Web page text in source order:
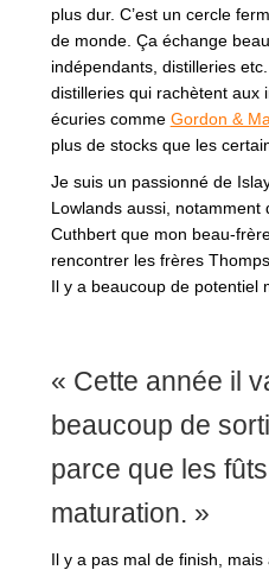
plus dur. C’est un cercle
de monde. Ça échange
indépendants, distilleries
distilleries qui rachètent aux
écuries comme Gordon &
plus de stocks que les
Je suis un passionné de
Lowlands aussi, notamment
Cuthbert que mon beau-
rencontrer les frères
Il y a beaucoup de potentiel
« Cette année il
beaucoup de
parce que les
maturation. »
Il y a pas mal de finish,